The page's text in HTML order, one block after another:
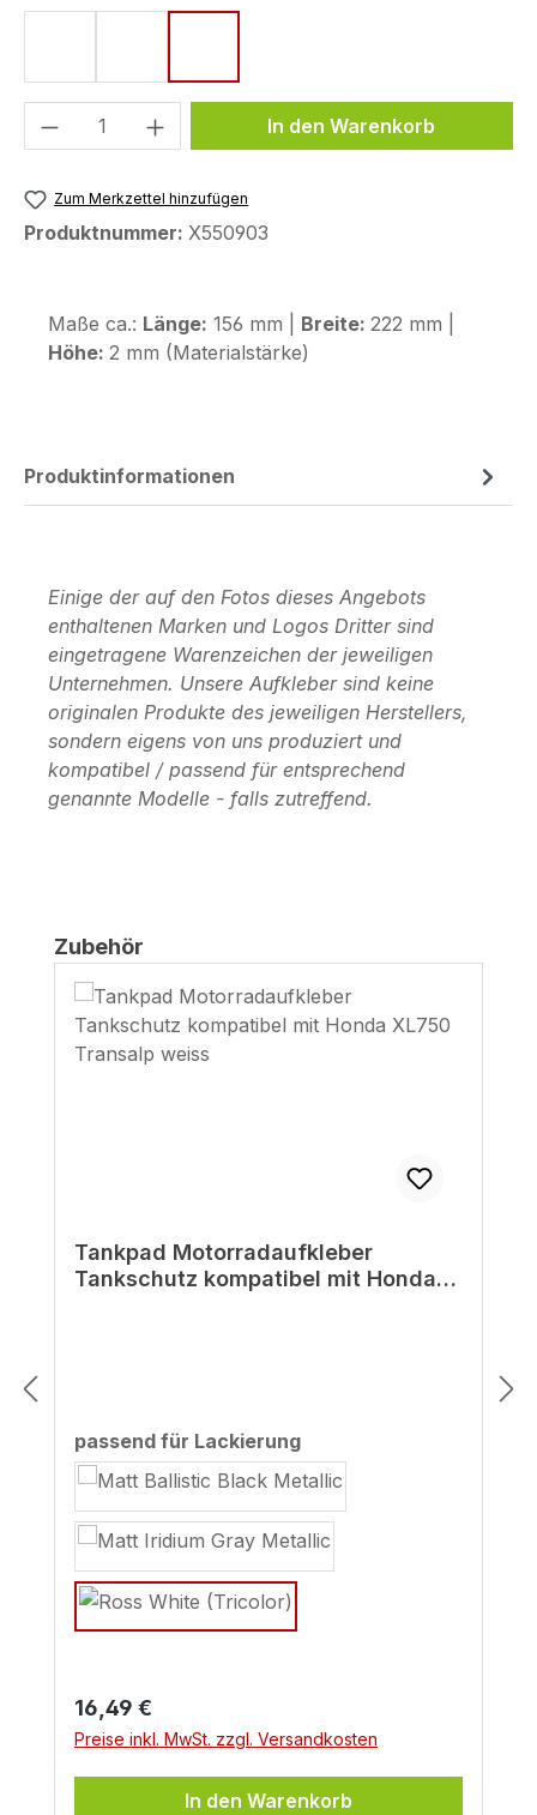
Produkt Anzahl: Gib denIn den Warenkorb
Zum Merkzettel hinzufügen
Produktnummer: X550903
Maße ca.: Länge: 156 mm | Breite: 222 mm |
Höhe: 2 mm (Materialstärke)
Produktinformationen
Einige der auf den Fotos dieses Angebots
enthaltenen Marken und Logos Dritter sind
eingetragene Warenzeichen der jeweiligen
Unternehmen. Unsere Aufkleber sind keine
originalen Produkte des jeweiligen Herstellers,
sondern eigens von uns produziert und
kompatibel / passend für entsprechend
genannte Modelle - falls zutreffend.
Produktgalerie überspringen
Zubehör
Tankpad Motorradaufkleber
Tankschutz kompatibel mit Honda
passend für Lackierungauswählen
Regulärer Preis:
16,49 €
Preise inkl. MwSt. zzgl. Versandkosten
In den Warenkorb